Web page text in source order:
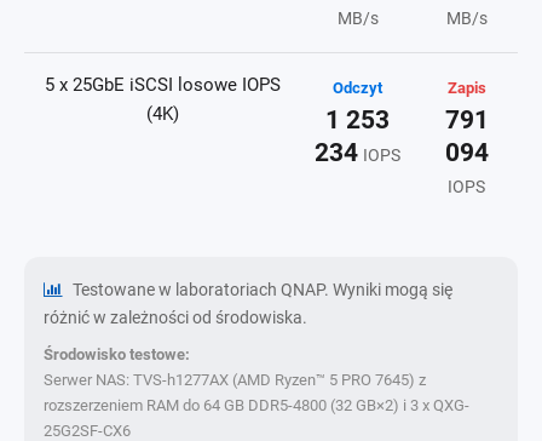
MB/s MB/s
5 x 25GbE iSCSI losowe IOPS
(4K)
Odczyt
1 253
234 IOPS
Zapis
791
094
IOPS
Testowane w laboratoriach QNAP. Wyniki mogą się
różnić w zależności od środowiska.
Środowisko testowe:
Serwer NAS: TVS-h1277AX (AMD Ryzen™ 5 PRO 7645) z
rozszerzeniem RAM do 64 GB DDR5-4800 (32 GB×2) i 3 x QXG-
25G2SF-CX6